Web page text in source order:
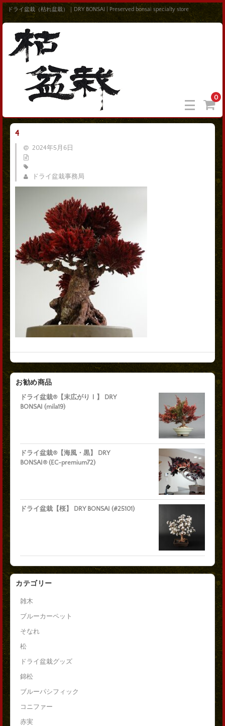
ドライ盆栽（枯れ盆栽）｜DRY BONSAI | Preserved bonsai specialty store
0
4
2024年5月6日
ドライ盆栽事務局
お勧め商品
ドライ盆栽®【末広がりⅠ】 DRY
BONSAI (mila19)
ドライ盆栽®【海風・黒】 DRY
BONSAI® (EC-premium72)
ドライ盆栽【桜】 DRY BONSAI (#25101)
カテゴリー
雑木
ブルーカーペット
そなれ
松
ドライ盆栽グッズ
錦松
ブルーパシフィック
コニファー
赤実